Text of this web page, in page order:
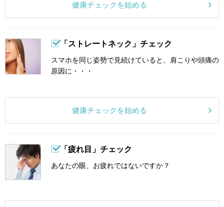
健康チェックを始める
「ストレートネック」チェック
スマホを同じ姿勢で見続けていると、肩こりや頭痛の
原因に・・・
健康チェックを始める
「疲れ目」チェック
あなたの眼、お疲れではないですか？